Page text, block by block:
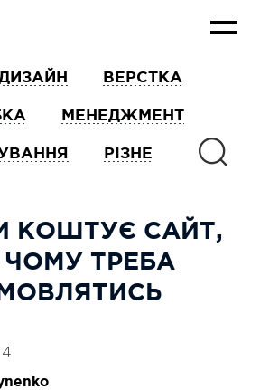
ВЕРСТКА
МЕНЕДЖМЕНТ
РІЗНЕ
КОШТУЄ САЙТ,
ТРЕБА